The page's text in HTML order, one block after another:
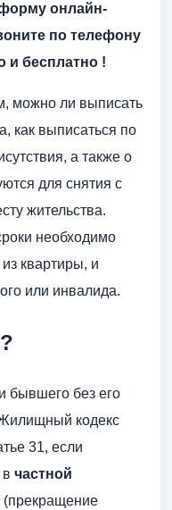
онлайн-
по телефону
и бесплатно !
можно ли выписать
как выписаться по
а также о
для снятия с
жительства.
необходимо
квартиры, и
или инвалида.
бывшего без его
кодекс
31, если
частной
(прекращение